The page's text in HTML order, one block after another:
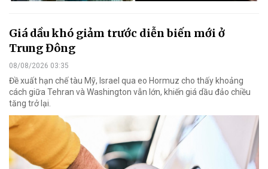
Giá dầu khó giảm trước diễn biến mới ở
Trung Đông
08/08/2026 03:35
Đề xuất hạn chế tàu Mỹ, Israel qua eo Hormuz cho thấy khoảng
cách giữa Tehran và Washington vẫn lớn, khiến giá dầu đảo chiều
tăng trở lại.